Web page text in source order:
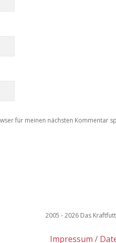
für meinen nächsten Kommentar
2005 - 2026 Das
Impressum